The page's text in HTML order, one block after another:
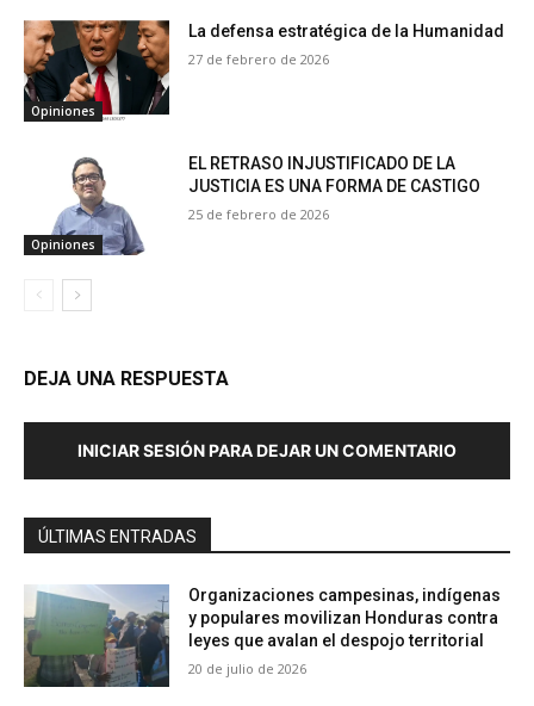
Opiniones
La defensa estratégica de la Humanidad
27 de febrero de 2026
Opiniones
EL RETRASO INJUSTIFICADO DE LA
JUSTICIA ES UNA FORMA DE CASTIGO
25 de febrero de 2026
DEJA UNA RESPUESTA
INICIAR SESIÓN PARA DEJAR UN COMENTARIO
ÚLTIMAS ENTRADAS
Organizaciones campesinas, indígenas
y populares movilizan Honduras contra
leyes que avalan el despojo territorial
20 de julio de 2026